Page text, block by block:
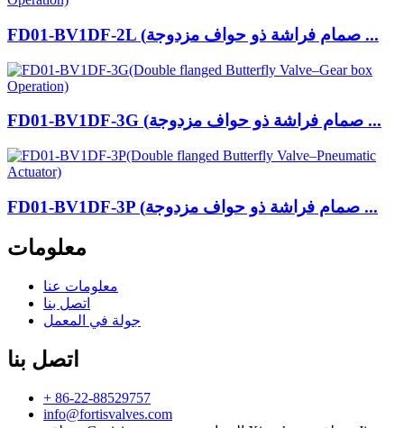
FD01-BV1DF-2L (صمام فراشة ذو حواف مزدوجة ...
FD01-BV1DF-3G (صمام فراشة ذو حواف مزدوجة ...
FD01-BV1DF-3P (صمام فراشة ذو حواف مزدوجة ...
معلومات
معلومات عنا
اتصل بنا
جولة في المعمل
اتصل بنا
+ 86-22-88529757
info@fortisvalves.com